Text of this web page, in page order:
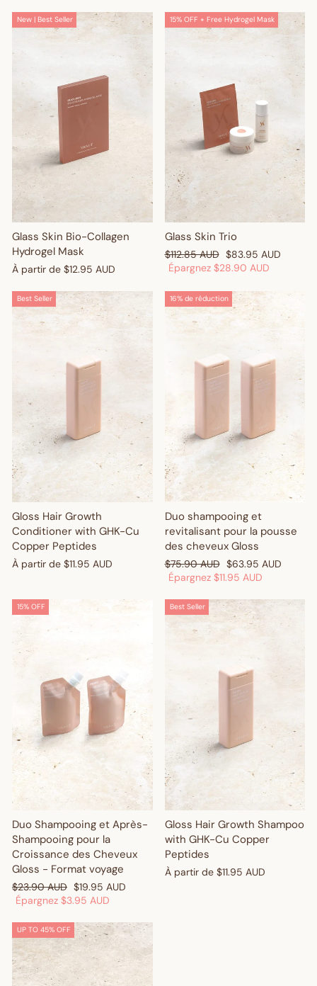
New | Best Seller
Glass Skin Bio-Collagen
Hydrogel Mask
À partir de $12.95 AUD
15% OFF + Free Hydrogel Mask
Glass Skin Trio
Prix
régulier
$112.85 AUD Prix
réduit
$83.95 AUD
Épargnez $28.90 AUD
Best Seller
Gloss Hair Growth
Conditioner with GHK-Cu
Copper Peptides
À partir de $11.95 AUD
16% de réduction
Duo shampooing et
revitalisant pour la pousse
des cheveux Gloss
Prix
régulier
$75.90 AUD Prix
réduit
$63.95 AUD
Épargnez $11.95 AUD
15% OFF
Duo Shampooing et Après-
Shampooing pour la
Croissance des Cheveux
Gloss - Format voyage
Prix
régulier
$23.90 AUD Prix
réduit
$19.95 AUD
Épargnez $3.95 AUD
Best Seller
Gloss Hair Growth Shampoo
with GHK-Cu Copper
Peptides
À partir de $11.95 AUD
UP TO 45% OFF